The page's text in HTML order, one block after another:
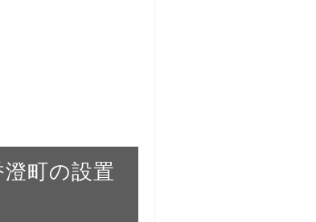
町の設置